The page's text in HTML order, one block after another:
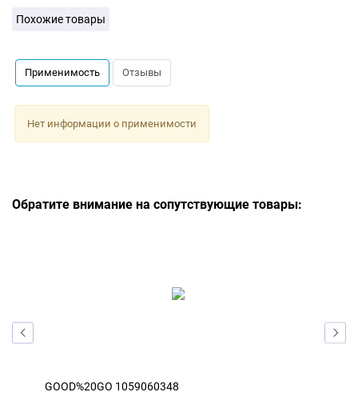
Похожие товары
Применимость Отзывы
Нет информации о применимости
Обратите внимание на сопутствующие товары:
GOOD%20GO 1059060348